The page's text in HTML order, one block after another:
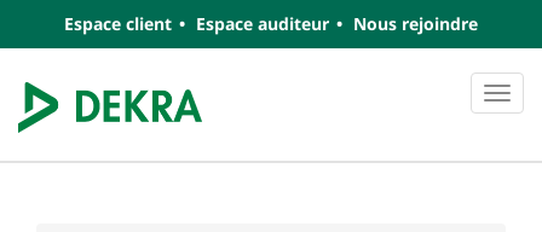
Espace client Espace auditeur Nous rejoindre